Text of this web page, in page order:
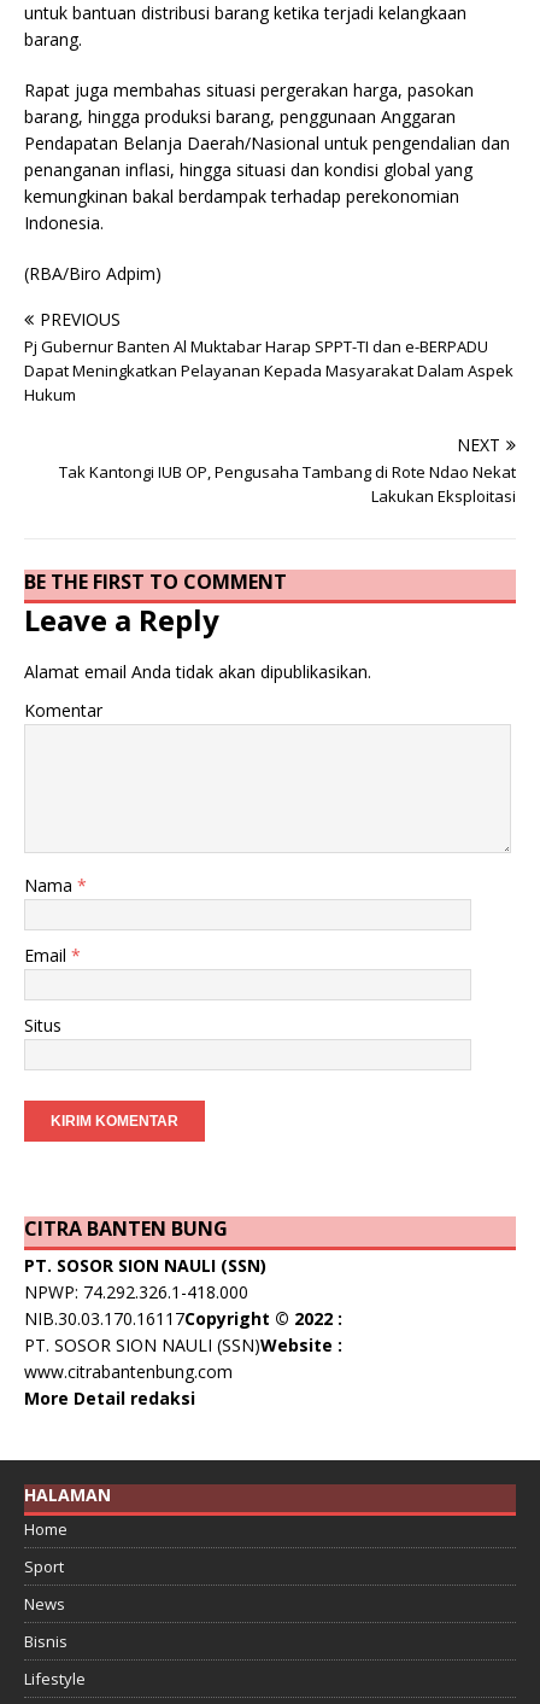
untuk bantuan distribusi barang ketika terjadi kelangkaan
barang.
Rapat juga membahas situasi pergerakan harga, pasokan
barang, hingga produksi barang, penggunaan Anggaran
Pendapatan Belanja Daerah/Nasional untuk pengendalian dan
penanganan inflasi, hingga situasi dan kondisi global yang
kemungkinan bakal berdampak terhadap perekonomian
Indonesia.
(RBA/Biro Adpim)
PREVIOUS
Pj Gubernur Banten Al Muktabar Harap SPPT-TI dan e-BERPADU
Dapat Meningkatkan Pelayanan Kepada Masyarakat Dalam Aspek
Hukum
NEXT
Tak Kantongi IUB OP, Pengusaha Tambang di Rote Ndao Nekat
Lakukan Eksploitasi
BE THE FIRST TO COMMENT
Leave a Reply
Alamat email Anda tidak akan dipublikasikan.
Komentar
Nama *
Email *
Situs
CITRA BANTEN BUNG
PT. SOSOR SION NAULI (SSN)
NPWP: 74.292.326.1-418.000
NIB.30.03.170.16117Copyright © 2022 :
PT. SOSOR SION NAULI (SSN)Website :
www.citrabantenbung.com
More Detail redaksi
HALAMAN
Home
Sport
News
Bisnis
Lifestyle